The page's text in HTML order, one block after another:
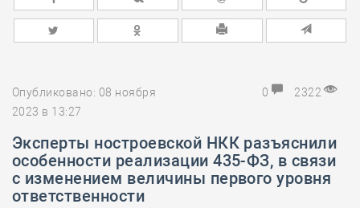
Опубликовано: 08 ноября
2023 в 13:27
0 2322
Эксперты ностроевской НКК разъяснили
особенности реализации 435-ФЗ, в связи
с изменением величины первого уровня
ответственности